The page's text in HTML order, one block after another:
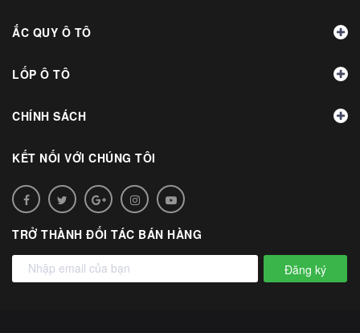
ẮC QUY Ô TÔ
LỐP Ô TÔ
CHÍNH SÁCH
KẾT NỐI VỚI CHÚNG TÔI
TRỞ THÀNH ĐỐI TÁC BÁN HÀNG
Đăng ký